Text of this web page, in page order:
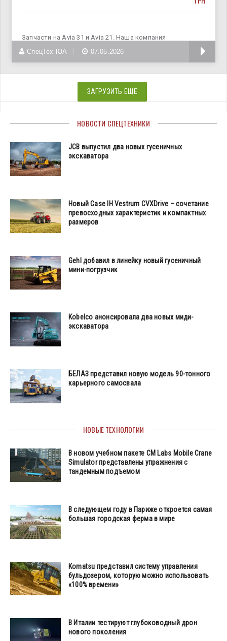
Запчасти на Avia 31 и Avia 21. Наша компания
поставляет
СпецТех ЮА 07.05.2026
ЗАГРУЗИТЬ ЕЩЕ
НОВОСТИ СПЕЦТЕХНИКИ
JCB выпустил два новых гусеничных
экскаватора
Новый Case IH Vestrum CVXDrive – сочетание
превосходных характеристик и компактных
размеров
Gehl добавил в линейку новый гусеничный
мини-погрузчик
Kobelco анонсировала два новых миди-
экскаватора
БЕЛАЗ представил новую модель 90-тонного
карьерного самосвала
НОВЫЕ ТЕХНОЛОГИИ
В новом учебном пакете CM Labs Mobile Crane
Simulator представлены упражнения с
тандемным подъемом
В следующем году в Париже откроется самая
большая городская ферма в мире
Komatsu представил систему управления
бульдозером, которую можно использовать
«100% времени»
В Италии тестируют глубоководный дрон
нового поколения